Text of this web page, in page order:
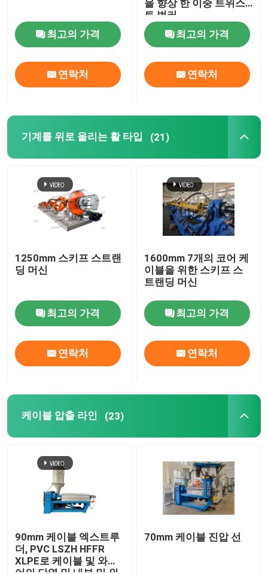
단일 트위스트 케이블링 기계
선재 타래 결박기
활형 케이블 기계
케이블 포장 기계
수평 케이블 테이핑 기계
케이블 테이핑기
보조 장비
최고의 가격
연락처
을 향상 한 이중 트위스
트 벙커
최고의 가격
연락처
기계를 위로 올리는 활 타입 (21)
1250mm 스키프 스트랜
딩 머신
최고의 가격
연락처
1600mm 7개의 코어 케
이블을 위한 스키프 스
트랜딩 머신
최고의 가격
연락처
케이블 압출 라인 (23)
90mm 케이블 엑스트루
더, PVC LSZH HFFR
XLPE로 케이블 및 와이
70mm 케이블 진압 선